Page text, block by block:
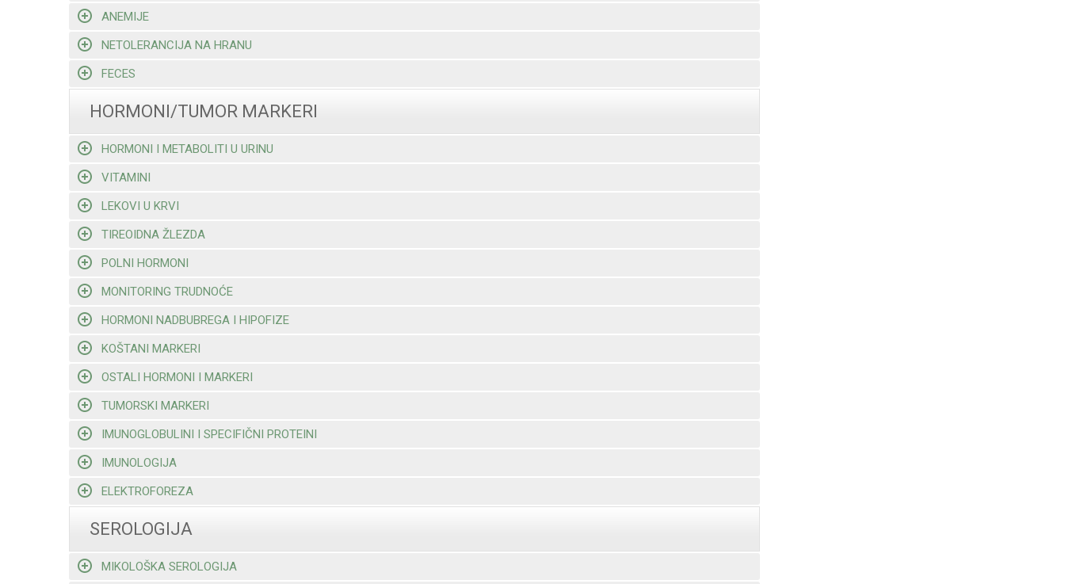
ANEMIJE
NETOLERANCIJA NA HRANU
FECES
HORMONI/TUMOR MARKERI
HORMONI I METABOLITI U URINU
VITAMINI
LEKOVI U KRVI
TIREOIDNA ŽLEZDA
POLNI HORMONI
MONITORING TRUDNOĆE
HORMONI NADBUBREGA I HIPOFIZE
KOŠTANI MARKERI
OSTALI HORMONI I MARKERI
TUMORSKI MARKERI
IMUNOGLOBULINI I SPECIFIČNI PROTEINI
IMUNOLOGIJA
ELEKTROFOREZA
SEROLOGIJA
MIKOLOŠKA SEROLOGIJA